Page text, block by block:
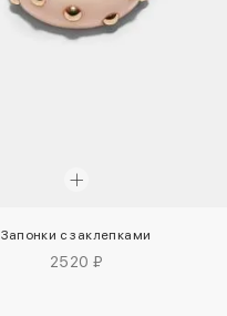
Запонки с заклепками
2520 ₽